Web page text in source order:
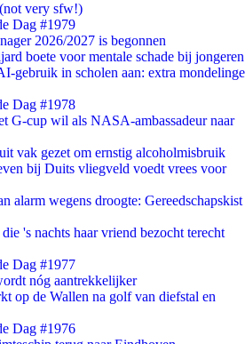
very sfw!)
Dag #1979
2026/2027 is begonnen
boete voor mentale schade bij jongeren
gebruik in scholen aan: extra mondelinge
Dag #1978
G-cup wil als NASA-ambassadeur naar
vak gezet om ernstig alcoholmisbruik
bij Duits vliegveld voedt vrees voor
alarm wegens droogte: Gereedschapskist
's nachts haar vriend bezocht terecht
Dag #1977
nóg aantrekkelijker
op de Wallen na golf van diefstal en
Dag #1976